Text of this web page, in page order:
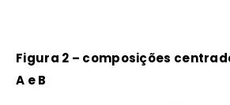
Figura 2 – composições
A e B